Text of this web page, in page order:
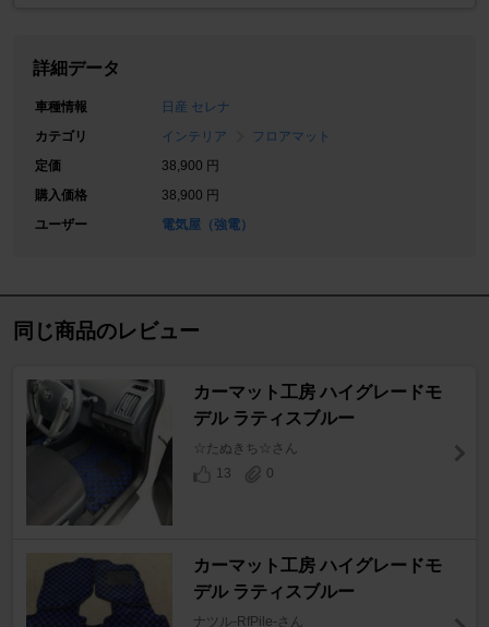
詳細データ
車種情報
日産 セレナ
カテゴリ
インテリア
フロアマット
定価
38,900 円
購入価格
38,900 円
ユーザー
電気屋（強電）
同じ商品のレビュー
カーマット工房 ハイグレードモ
デル ラティスブルー
☆たぬきち☆さん
13
0
カーマット工房 ハイグレードモ
デル ラティスブルー
ナツル-RfPile-さん